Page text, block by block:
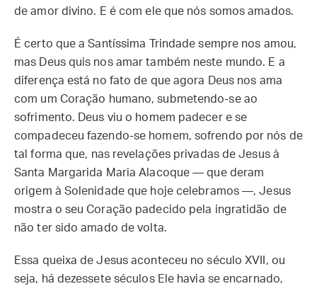
de amor divino. E é com ele que nós somos amados.
É certo que a Santíssima Trindade sempre nos amou,
mas Deus quis nos amar também neste mundo. E a
diferença está no fato de que agora Deus nos ama
com um Coração humano, submetendo-se ao
sofrimento. Deus viu o homem padecer e se
compadeceu fazendo-se homem, sofrendo por nós de
tal forma que, nas revelações privadas de Jesus à
Santa Margarida Maria Alacoque — que deram
origem à Solenidade que hoje celebramos —, Jesus
mostra o seu Coração padecido pela ingratidão de
não ter sido amado de volta.
Essa queixa de Jesus aconteceu no século XVII, ou
seja, há dezessete séculos Ele havia se encarnado,